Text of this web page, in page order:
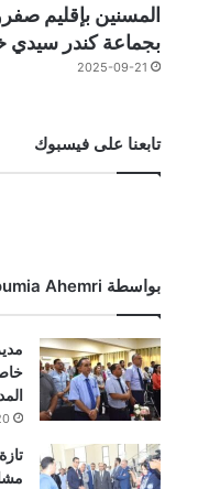
المسنين بإقليم
بجماعة كندر سيدي
2025-09-21
تابعنا على فيسبوك
بواسطة Soumia Ahemri